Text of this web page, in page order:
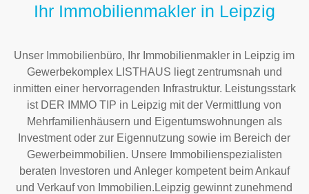
Ihr Immobilienmakler in Leipzig
Unser Immobilienbüro, Ihr Immobilienmakler in Leipzig im
Gewerbekomplex LISTHAUS liegt zentrumsnah und
inmitten einer hervorragenden Infrastruktur. Leistungsstark
ist DER IMMO TIP in Leipzig mit der Vermittlung von
Mehrfamilienhäusern und Eigentumswohnungen als
Investment oder zur Eigennutzung sowie im Bereich der
Gewerbeimmobilien. Unsere Immobilienspezialisten
beraten Investoren und Anleger kompetent beim Ankauf
und Verkauf von Immobilien.Leipzig gewinnt zunehmend